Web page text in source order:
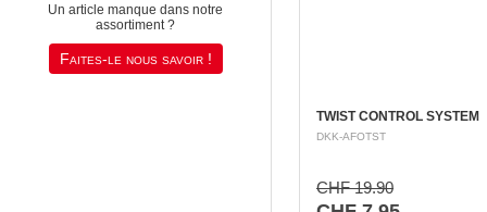
Un article manque dans notre
assortiment ?
Faites-le nous savoir !
TWIST CONTROL SYSTEM
DKK-AFOTST
CHF 19.90